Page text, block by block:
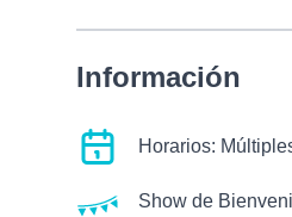
Información
Horarios:
Show de